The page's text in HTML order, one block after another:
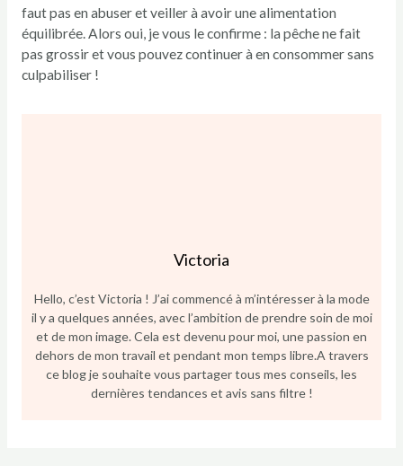
faut pas en abuser et veiller à avoir une alimentation
équilibrée. Alors oui, je vous le confirme : la pêche ne fait
pas grossir et vous pouvez continuer à en consommer sans
culpabiliser !
Victoria
Hello, c’est Victoria ! J’ai commencé à m’intéresser à la mode
il y a quelques années, avec l’ambition de prendre soin de moi
et de mon image. Cela est devenu pour moi, une passion en
dehors de mon travail et pendant mon temps libre.A travers
ce blog je souhaite vous partager tous mes conseils, les
dernières tendances et avis sans filtre !